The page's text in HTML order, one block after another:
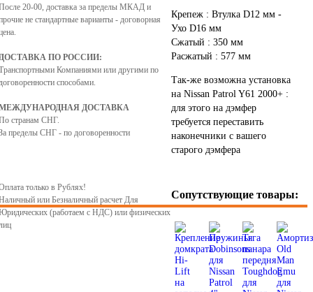
9 10 11 12 14 15 16 17
20-00, доставка за пределы МКАД и
не стандартные варианты - договорная
ПО РОССИИ:
Компаниями или другими по
способами.
ДОСТАВКА
странам СНГ.
пределы СНГ - по договоренности
только в Рублях!
или Безналичный расчет Для
(работаем с НДС) или физических
Крепеж : Втулка D12 мм -
Ухо D16 мм
Сжатый : 350 мм
Расжатый : 577 мм
Так-же возможна установка
на Nissan Patrol Y61 2000+ :
для этого на дэмфер
требуется переставить
наконечники с вашего
старого дэмфера
Сопутствующие товары: